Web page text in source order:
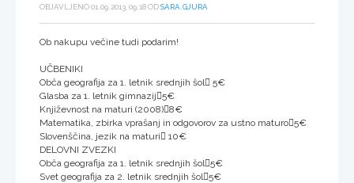
OBJAVLJENO 01.09.2013, 09:18 ODSARA.GJURA
Ob nakupu večine tudi podarim!
UČBENIKI
Obča geografija za 1. letnik srednjih šol 5€
Glasba za 1. letnik gimnazij5€
Književnost na maturi (2008)8€
Matematika, zbirka vprašanj in odgovorov za ustno maturo5€
Slovenščina, jezik na maturi 10€
DELOVNI ZVEZKI
Obča geografija za 1. letnik srednjih šol5€
Svet geografija za 2. letnik srednjih šol5€